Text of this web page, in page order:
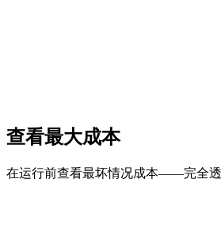
查看最大成本
在运行前查看最坏情况成本——完全